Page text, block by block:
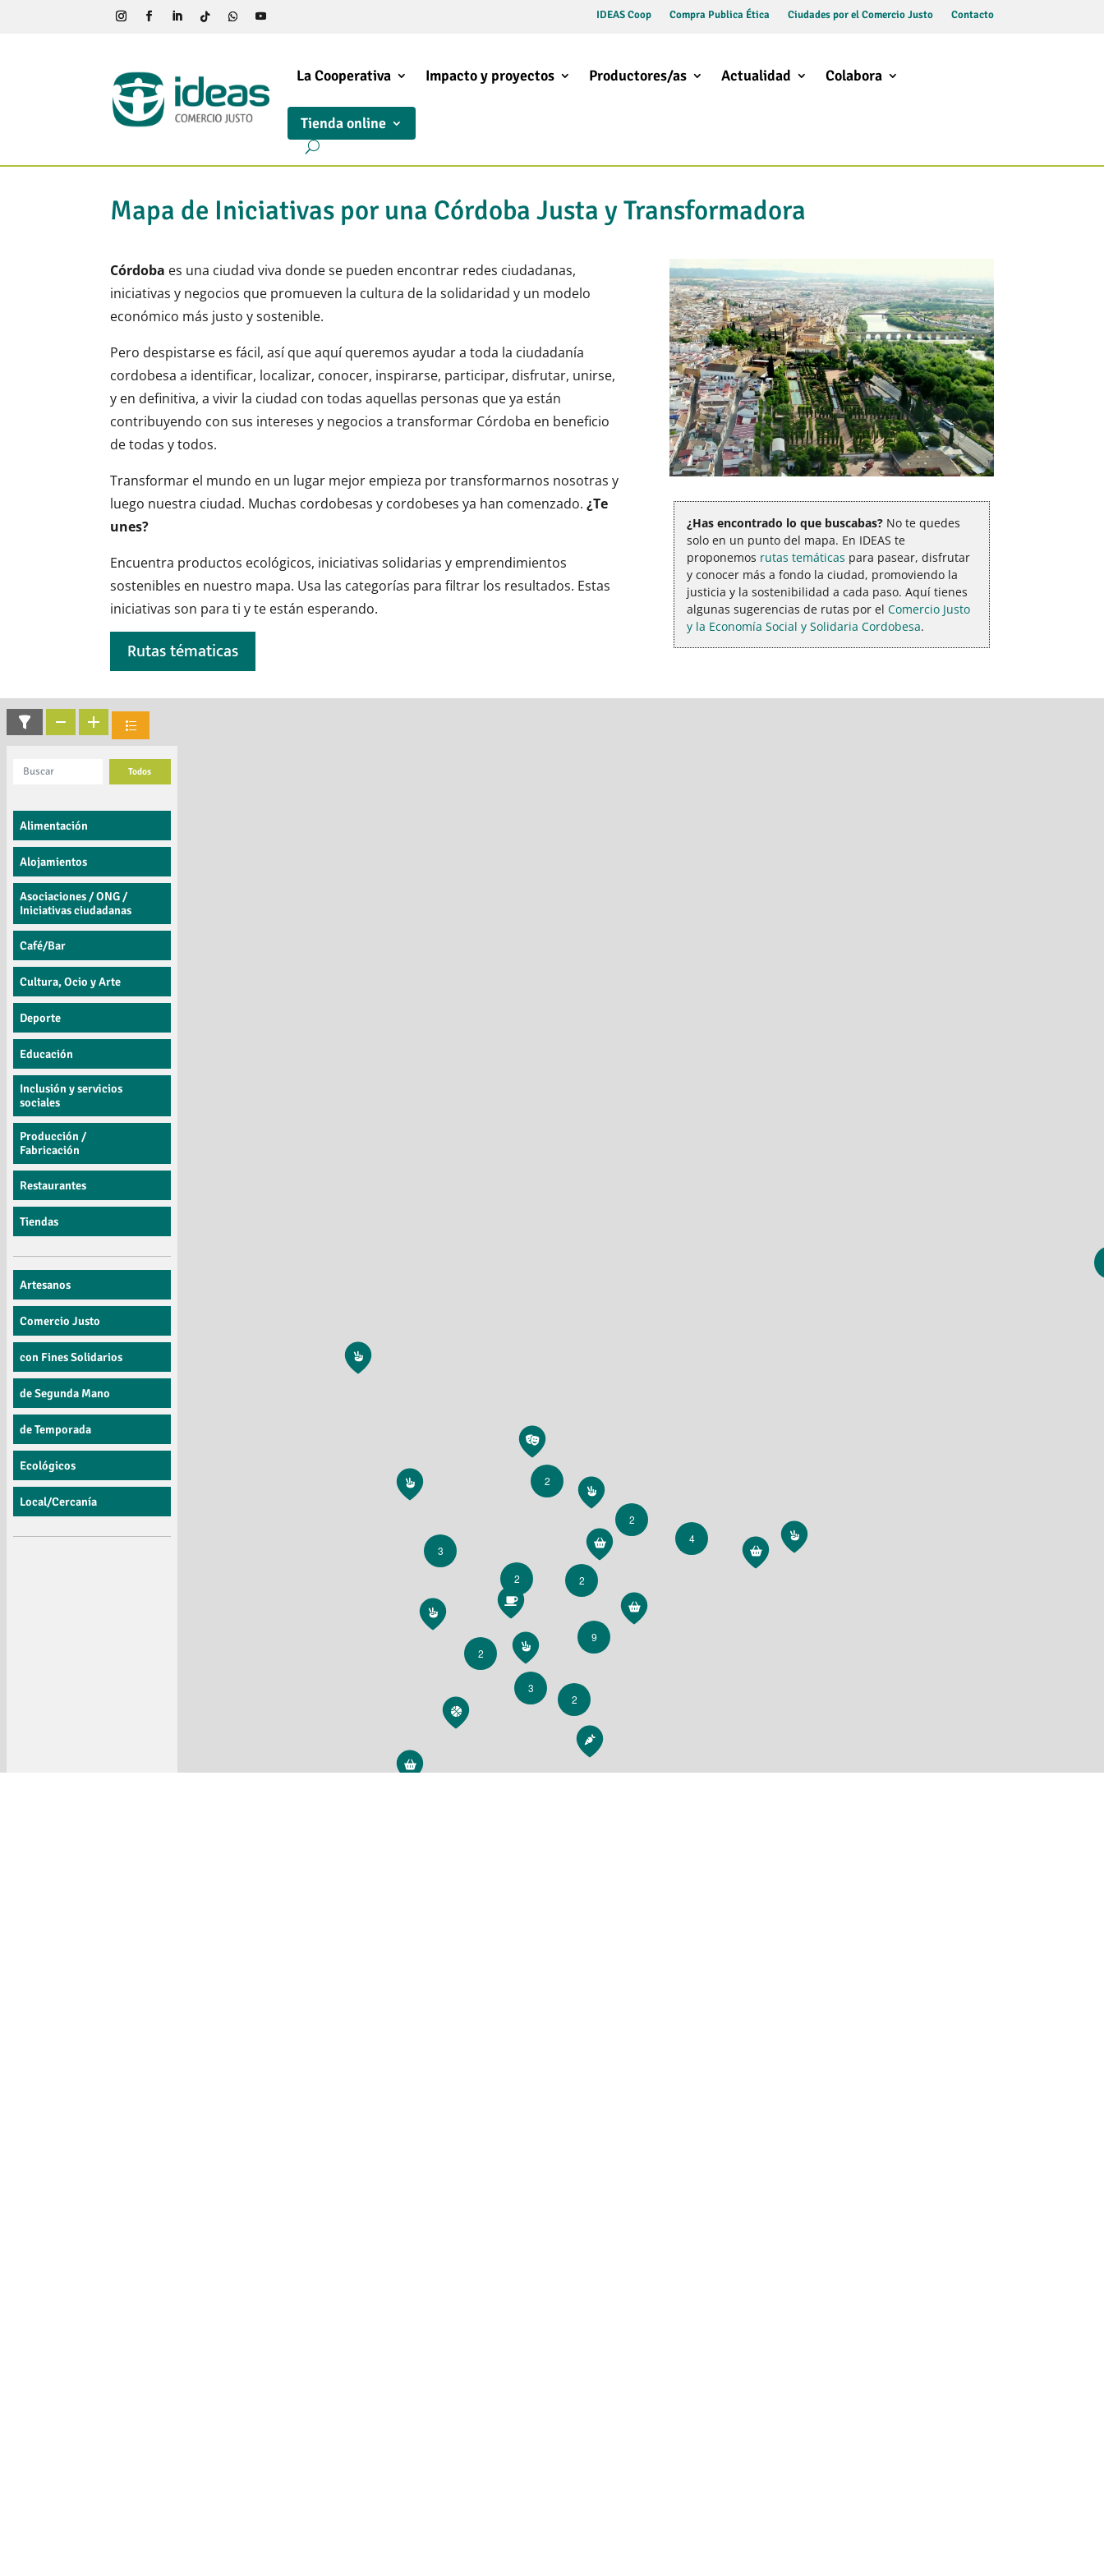
IDEAS Coop Compra Publica Ética Ciudades por el Comercio Justo Contacto
La Cooperativa Impacto y proyectos Productores/as Actualidad Colabora
Tienda online
Mapa de Iniciativas por una Córdoba Justa y Transformadora
Córdoba es una ciudad viva donde se pueden encontrar redes ciudadanas,
iniciativas y negocios que promueven la cultura de la solidaridad y un modelo
económico más justo y sostenible.
Pero despistarse es fácil, así que aquí queremos ayudar a toda la ciudadanía
cordobesa a identificar, localizar, conocer, inspirarse, participar, disfrutar, unirse,
y en definitiva, a vivir la ciudad con todas aquellas personas que ya están
contribuyendo con sus intereses y negocios a transformar Córdoba en beneficio
de todas y todos.
Transformar el mundo en un lugar mejor empieza por transformarnos nosotras y
luego nuestra ciudad. Muchas cordobesas y cordobeses ya han comenzado.¿Te
unes?
Encuentra productos ecológicos, iniciativas solidarias y emprendimientos
sostenibles en nuestro mapa. Usa las categorías para filtrar los resultados. Estas
iniciativas son para ti y te están esperando.
Rutas tématicas
¿Has encontrado lo que buscabas?No te quedes
solo en un punto del mapa. En IDEAS te
proponemos rutas temáticas para pasear, disfrutar
y conocer más a fondo la ciudad, promoviendo la
justicia y la sostenibilidad a cada paso. Aquí tienes
algunas sugerencias de rutas por el Comercio Justo
y la Economía Social y Solidaria Cordobesa.
Todos
Alimentación
Alojamientos
Asociaciones / ONG /
Iniciativas ciudadanas
Café/Bar
Cultura, Ocio y Arte
Deporte
Educación
Inclusión y servicios
sociales
Producción /
Fabricación
Restaurantes
Tiendas
Artesanos
Comercio Justo
con Fines Solidarios
de Segunda Mano
de Temporada
Ecológicos
Local/Cercanía
2
2
3
2
2
2
2
4
9
3